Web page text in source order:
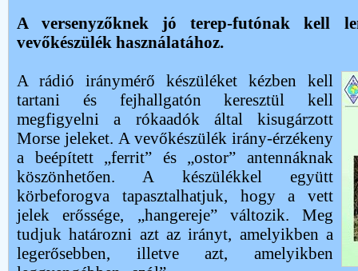
A versenyzőknek jó terep-futónak kell
vevőkészülék használatához.
A rádió iránymérő készüléket kézben kell
tartani és fejhallgatón keresztül kell
megfigyelni a rókaadók által kisugárzott
Morse jeleket. A vevőkészülék irány-érzékeny
a beépített „ferrit” és „ostor” antennáknak
köszönhetően. A készülékkel együtt
körbeforogva tapasztalhatjuk, hogy a vett
jelek erőssége, „hangereje” változik. Meg
tudjuk határozni azt az irányt, amelyikben a
legerősebben, illetve azt, amelyikben